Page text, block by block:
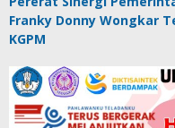
Franky Donny Wongkar
KGPM